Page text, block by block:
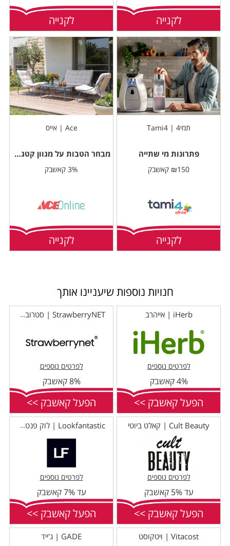
לקנייה לקנייה
תמי4 | Tami4
פתרונות מי שתייה
₪150 קאשבק
לקנייה
Ace | אייס
מבחר הטבות על מגוון קטגוריות
3% קאשבק
לקנייה
חנויות נוספות שיעניינו אותך
iHerb | אייהרב
לפרטים נוספים
4% קאשבק
הפעל קאשבק >>
StrawberryNET | סטרוברינט
לפרטים נוספים
8% קאשבק
הפעל קאשבק >>
Cult Beauty | קאלט ביוטי
לפרטים נוספים
עד 5% קאשבק
הפעל קאשבק >>
Lookfantastic | לוק פנטסטיק
לפרטים נוספים
עד 7% קאשבק
הפעל קאשבק >>
Vitacost | ויטקוסט GADE | ג'ייד